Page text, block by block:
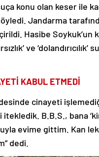
konu olan keser ile
Jandarma
Hasibe
ve
KABUL ETMEDİ
cinayeti
B.B.S., bana
evime gittim. Kan
dedi.